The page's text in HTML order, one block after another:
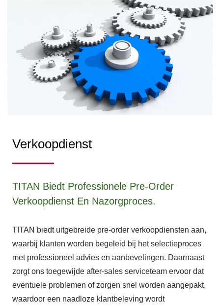
Verkoopdienst
TITAN Biedt Professionele Pre-Order
Verkoopdienst En Nazorgproces.
TITAN biedt uitgebreide pre-order verkoopdiensten aan,
waarbij klanten worden begeleid bij het selectieproces
met professioneel advies en aanbevelingen. Daarnaast
zorgt ons toegewijde after-sales serviceteam ervoor dat
eventuele problemen of zorgen snel worden aangepakt,
waardoor een naadloze klantbeleving wordt